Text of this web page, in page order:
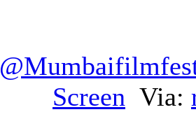
Screen Via: